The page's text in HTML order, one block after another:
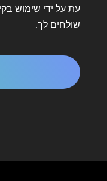
קשר
עת על ידי שימוש
שולחים לך.